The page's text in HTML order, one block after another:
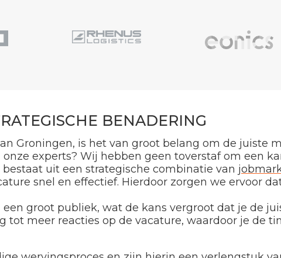
BENADERING
Groningen, is het van groot belang om de juiste
experts? Wij hebben geen toverstaf om een
bestaat uit een strategische combinatie van
snel en effectief. Hierdoor zorgen we ervoor
groot publiek, wat de kans vergroot dat je de
tot meer reacties op de vacature, waardoor je de